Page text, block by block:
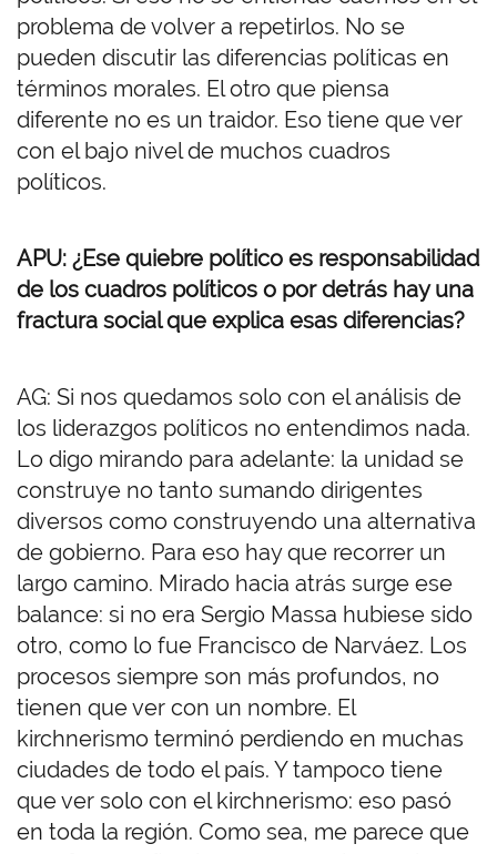
problema de volver a repetirlos. No se
pueden discutir las diferencias políticas en
términos morales. El otro que piensa
diferente no es un traidor. Eso tiene que ver
con el bajo nivel de muchos cuadros
políticos.
APU: ¿Ese quiebre político es responsabilidad
de los cuadros políticos o por detrás hay una
fractura social que explica esas diferencias?
AG: Si nos quedamos solo con el análisis de
los liderazgos políticos no entendimos nada.
Lo digo mirando para adelante: la unidad se
construye no tanto sumando dirigentes
diversos como construyendo una alternativa
de gobierno. Para eso hay que recorrer un
largo camino. Mirado hacia atrás surge ese
balance: si no era Sergio Massa hubiese sido
otro, como lo fue Francisco de Narváez. Los
procesos siempre son más profundos, no
tienen que ver con un nombre. El
kirchnerismo terminó perdiendo en muchas
ciudades de todo el país. Y tampoco tiene
que ver solo con el kirchnerismo: eso pasó
en toda la región. Como sea, me parece que